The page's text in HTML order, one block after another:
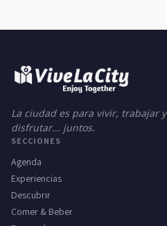
La ciudad es para vivir, trabajar y
disfrutar... juntos.
SECCIONES
Agenda
Experiencias
Descubrir
Comer & Beber